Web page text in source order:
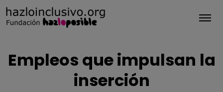
Empleos que impulsan la
inserción